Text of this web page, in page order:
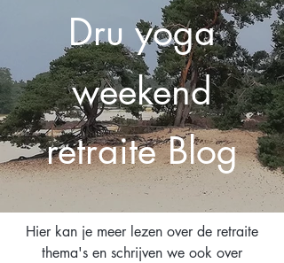
Dru yoga
weekend
retraite Blog
Hier kan je meer lezen over de retraite
thema's en schrijven we ook over